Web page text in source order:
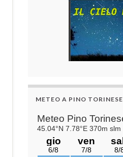
METEO A PINO TORINESE